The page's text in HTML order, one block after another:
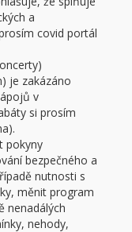
a
covid portál
je zakázáno
v
si prosím
pokyny
bezpečného a
nutnosti s
měnit program
nenadálých
nehody,